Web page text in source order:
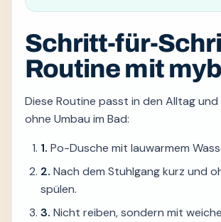
Schritt-für-
Routine mit
Diese Routine passt in den Alltag
ohne Umbau im Bad:
1. Po-Dusche mit lauwarmem
2. Nach dem Stuhlgang kurz und
spülen.
3. Nicht reiben, sondern mit